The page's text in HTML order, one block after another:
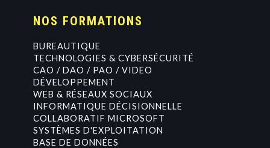
NOS FORMATIONS
BUREAUTIQUE
TECHNOLOGIES & CYBERSÉCURITÉ
CAO / DAO / PAO / VIDEO
DÉVELOPPEMENT
WEB & RÉSEAUX SOCIAUX
INFORMATIQUE DÉCISIONNELLE
COLLABORATIF MICROSOFT
SYSTÈMES D'EXPLOITATION
BASE DE DONNÉES